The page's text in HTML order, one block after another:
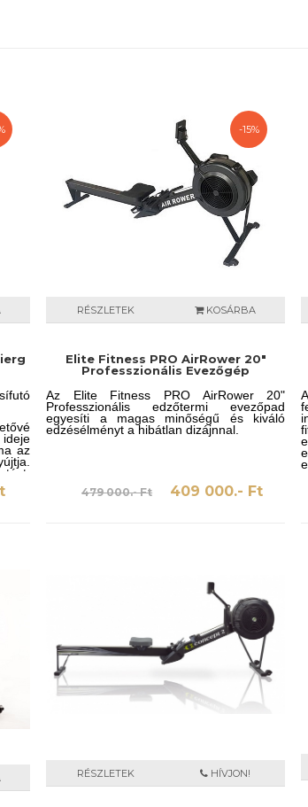
az
a
-15%
RÉSZLETEK KOSÁRBA
Elite Fitness PRO AirRower 20"
Professzionális Evezőgép
Az Elite Fitness PRO AirRower 20"
Professzionális edzőtermi evezőpad
egyesíti a magas minőségű és kiváló
edzésélményt a hibátlan dizájnnal.
479 000.- Ft 409 000.- Ft
RÉSZLETEK HÍVJON!